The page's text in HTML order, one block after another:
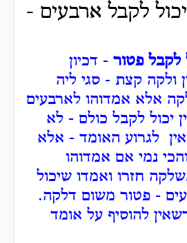
לקבל ארבעים -
לקבל פטור - דכיון
ולקה קצת - סגי ליה
אלא אמדוהו לארבעים
יכול לקבל כולם - לא
לגרוע האומד - אלא
נמי אם אמדוהו
חזרו ואמדו שיכול
- פטור משום דלקה.
להוסיף על אומד